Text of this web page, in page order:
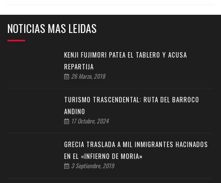
NOTICIAS MAS LEIDAS
KENJI FUJIMORI PATEA EL TABLERO Y ACUSA
REPARTIJA
26 Marzo, 2018
TURISMO TRASCENDENTAL: RUTA DEL BARROCO
ANDINO
17 Octubre, 2024
GRECIA TRASLADA A MIL INMIGRANTES HACINADOS
EN EL «INFIERNO DE MORIA»
3 Septiembre, 2019